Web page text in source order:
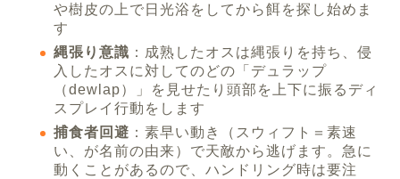
や樹皮の上で日光浴をしてから餌を探し始めま
す
縄張り意識 ：成熟したオスは縄張りを持ち、侵
入したオスに対してのどの「デュラップ
（dewlap）」を見せたり頭部を上下に振るディ
スプレイ行動をします
捕食者回避 ：素早い動き（スウィフト＝素速
い、が名前の由来）で天敵から逃げます。急に
動くことがあるので、ハンドリング時は要注